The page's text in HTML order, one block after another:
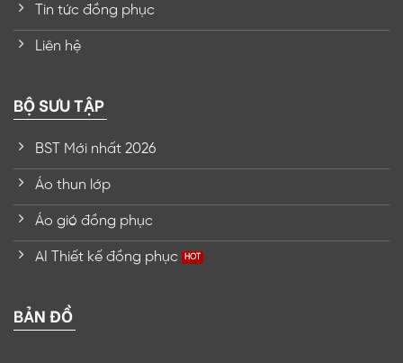
Tin tức đồng phục
Liên hệ
BỘ SƯU TẬP
BST Mới nhất 2026
Áo thun lớp
Áo gió đồng phục
AI Thiết kế đồng phục
BẢN ĐỒ